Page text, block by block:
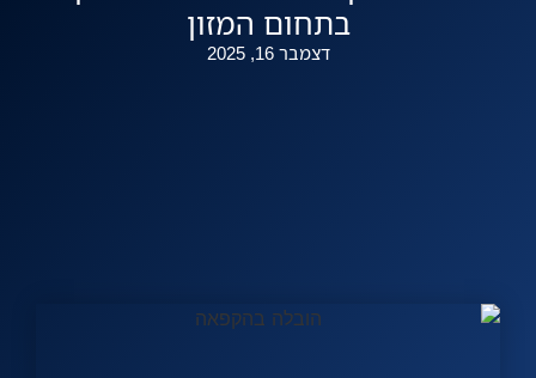
להצעה מהירה
בתחום המזון
דצמבר 16, 2025